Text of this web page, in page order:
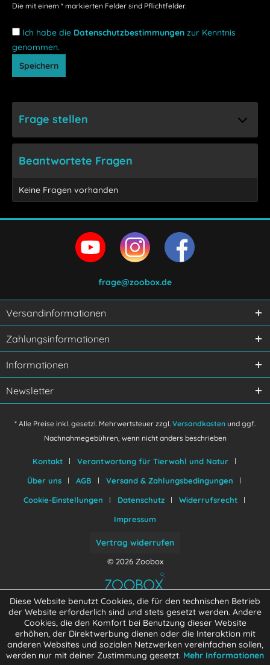
Die mit einem * markierten Felder sind Pflichtfelder.
Ich habe die Datenschutzbestimmungen zur Kenntnis
genommen.
Speichern
Frage stellen
Ich habe die
verstanden und stimme zu.
Mit * gekennzeichnete Felder sind Pflichtfelder.
Senden
Beantwortete Fragen
Keine Fragen vorhanden
frage@zoobox.de
Versandinformationen
Zahlungsinformationen
Informationen
Newsletter
* Alle Preise inkl. gesetzl. Mehrwertsteuer zzgl. Versandkosten und ggf.
Nachnahmegebühren, wenn nicht anders beschrieben
Kontakt
Verantwortung für Tierwohl und Natur
Über uns
AGB
Versand & Zahlungsbedingungen
Cookie-Einstellungen
Datenschutz
Widerrufsrecht
Impressum
Vertrag widerrufen
© 2026 Zoobox
Diese Website benutzt Cookies, die für den technischen Betrieb
der Website erforderlich sind und stets gesetzt werden. Andere
Cookies, die den Komfort bei Benutzung dieser Website
erhöhen, der Direktwerbung dienen oder die Interaktion mit
anderen Websites und sozialen Netzwerken vereinfachen sollen,
werden nur mit deiner Zustimmung gesetzt. Mehr Informationen